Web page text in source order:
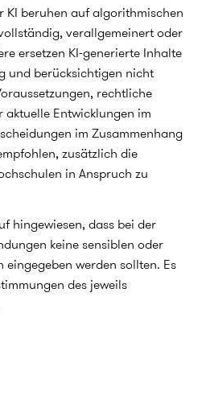
schwanke.
welche
habe
Bauch).
auf
"Kontrast-
aus der
die
Dann
Methode
oder
KI beruhen auf algorithmischen
verallgemeinert oder
ersetzen KI-generierte Inhalte
und berücksichtigen nicht
rechtliche
Entwicklungen im
im Zusammenhang
zusätzlich die
in Anspruch zu
hingewiesen, dass bei der
keine sensiblen oder
eingegeben werden sollten. Es
des jeweils